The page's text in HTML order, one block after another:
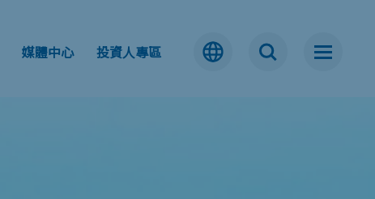
媒體中心 投資人專區